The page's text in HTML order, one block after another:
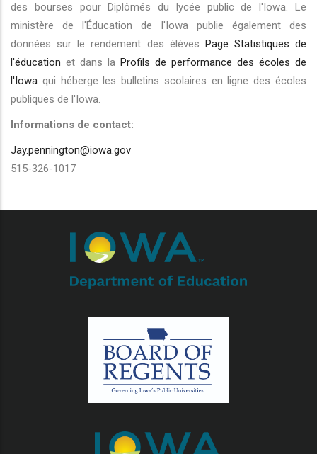
des bourses pour Diplômés du lycée public de l'Iowa. Le
ministère de l'Éducation de l'Iowa publie également des
données sur le rendement des élèves Page Statistiques de
l'éducation et dans la Profils de performance des écoles de
l'Iowa qui héberge les bulletins scolaires en ligne des écoles
publiques de l'Iowa.
Informations de contact:
Jay.pennington@iowa.gov
515-326-1017